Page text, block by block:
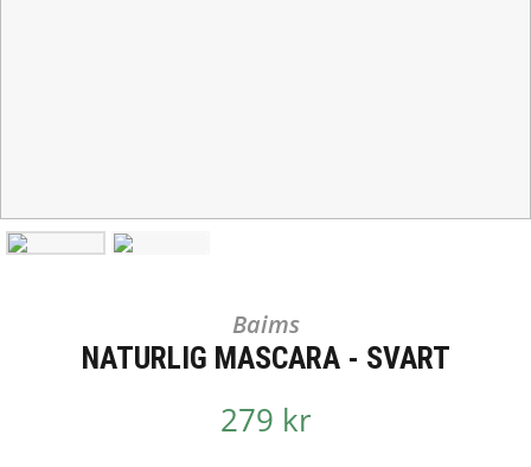
Baims
NATURLIG MASCARA - SVART
279 kr